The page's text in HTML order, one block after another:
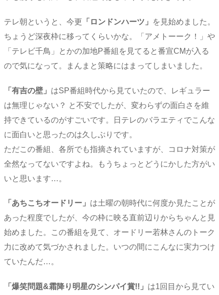
テレ朝というと、今更 「ロンドンハーツ」
を見始めました。
ちょうど深夜枠に移ってくらいかな。「アメトーーク！」や
「テレビ千鳥」とかの加地P番組を見てると番宣CMが入る
ので気になって。まんまと策略にはまってしまいました。
「有吉の壁」 はSP番組時代から見ていたので、レギュラー
は無理じゃない？ と不安でしたが、変わらずの面白さを維
持できているのがすごいです。日テレのバラエティでこんな
に面白いと思ったのは久しぶりです。
ただこの番組、各所でも指摘されていますが、コロナ対策が
全然なってないですよね。もうちょっとどうにかした方がい
いと思います…。
「あちこちオードリー」 は土曜の朝時代に何度か見たことが
あった程度でしたが、今の枠に映る直前辺りからちゃんと見
始めました。この番組を見て、オードリー若林さんのトーク
力に改めて気づかされました。いつの間にこんなに実力つけ
ていたんだ…。
「爆笑問題&霜降り明星のシンパイ賞!!」 は1回目から見てい